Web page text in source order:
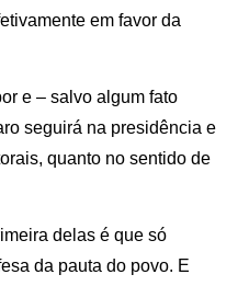
em favor da
e – salvo algum fato
seguirá na presidência e
quanto no sentido de
delas é que só
da pauta do povo. E